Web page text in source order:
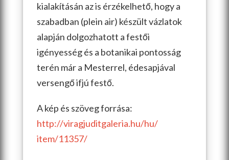
kialakításán az is érzékelhető, hogy a
szabadban (plein air) készült vázlatok
alapján dolgozhatott a festői
igényesség és a botanikai pontosság
terén már a Mesterrel, édesapjával
versengő ifjú festő.
A kép és szöveg forrása:
http://viragjuditgaleria.hu/hu/
item/11357/